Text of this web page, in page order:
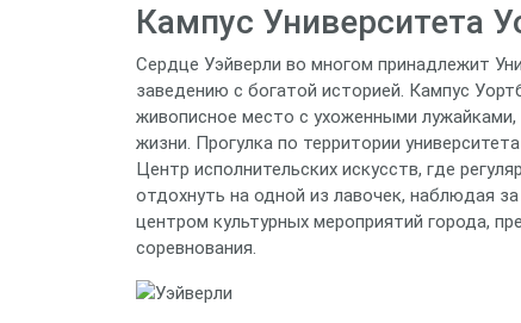
Кампус Университета
Сердце Уэйверли во многом принадлежит
заведению с богатой историей. Кампус
живописное место с ухоженными
жизни. Прогулка по территории
Центр исполнительских искусств, где
отдохнуть на одной из лавочек, наблюдая
центром культурных мероприятий города,
соревнования.